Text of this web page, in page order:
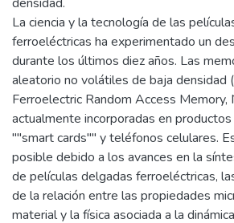
La ciencia y la tecnología de las
ferroeléctricas ha experimentado un
durante los últimos diez años. Las
aleatorio no volátiles de baja densidad
Ferroelectric Random Access Memory,
actualmente incorporadas en
""smart cards"" y teléfonos celulares.
posible debido a los avances en la
de películas delgadas ferroeléctricas,
de la relación entre las propiedades
material y la física asociada a la